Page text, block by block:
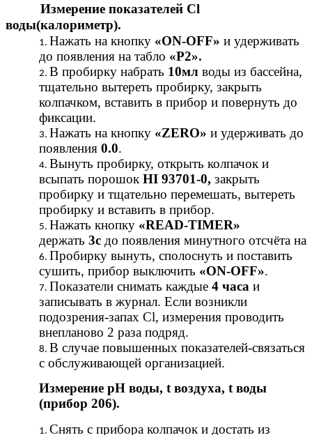
Измерение показателей Cl
воды(калориметр).
Нажать на кнопку «ON-OFF» и удерживать
до появления на табло «P2».
В пробирку набрать 10мл воды из бассейна,
тщательно вытереть пробирку, закрыть
колпачком, вставить в прибор и повернуть до
фиксации.
Нажать на кнопку «ZERO» и удерживать до
появления 0.0.
Вынуть пробирку, открыть колпачок и
всыпать порошок HI 93701-0, закрыть
пробирку и тщательно перемешать, вытереть
пробирку и вставить в прибор.
Нажать кнопку «READ-TIMER»
держать 3с до появления минутного отсчёта на
Пробирку вынуть, сполоснуть и поставить
сушить, прибор выключить «ON-OFF».
Показатели снимать каждые 4 часа и
записывать в журнал. Если возникли
подозрения-запах Cl, измерения проводить
внепланово 2 раза подряд.
В случае повышенных показателей-связаться
с обслуживающей организацией.
Измерение рН воды, t воздуха, t воды
(прибор 206).
Снять с прибора колпачок и достать из